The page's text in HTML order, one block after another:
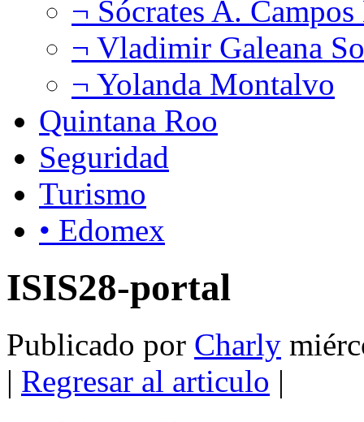
¬ Sócrates A.
¬ Vladimir Galeana
¬ Yolanda Montalvo
Quintana Roo
Seguridad
Turismo
• Edomex
ISIS28-portal
Publicado por Charly
| Regresar al articulo |